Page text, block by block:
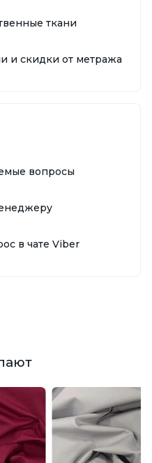
ткани
и скидки от метража
вопросы
в чате Viber